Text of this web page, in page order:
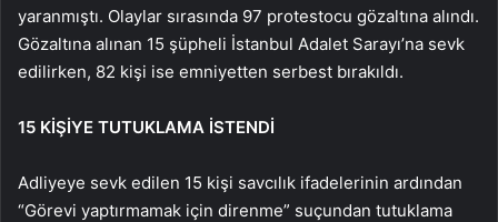
yaranmıştı. Olaylar sırasında 97 protestocu gözaltına alındı.
Gözaltına alınan 15 şüpheli İstanbul Adalet Sarayı’na sevk
edilirken, 82 kişi ise emniyetten serbest bırakıldı.
15 KİŞİYE TUTUKLAMA İSTENDİ
Adliyeye sevk edilen 15 kişi savcılık ifadelerinin ardından
“Görevi yaptırmamak için direnme” suçundan tutuklama